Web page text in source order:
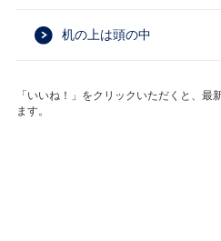
机の上は頭の中
「いいね！」をクリックいただくと、最
ます。